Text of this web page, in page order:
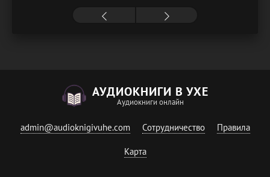
АУДИОКНИГИ В УХЕ
Аудиокниги онлайн
admin@audioknigivuhe.com Сотрудничество Правила
Карта